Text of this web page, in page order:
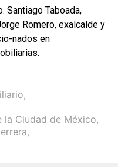
Santiago Taboada,
Romero, exalcalde y
nados en
,
la Ciudad de México,
,